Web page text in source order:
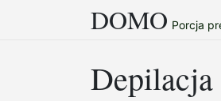
DOMO Porcja